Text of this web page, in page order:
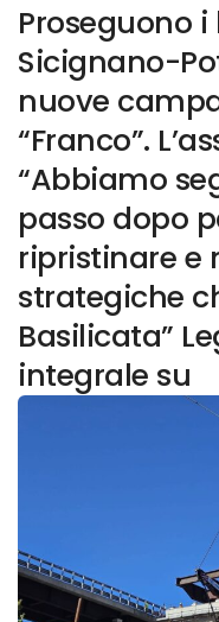
Proseguono
Sicignano-
nuove
“Franco”.
“Abbiamo
passo dopo
ripristinare e
strategiche
Basilicata”
integrale su